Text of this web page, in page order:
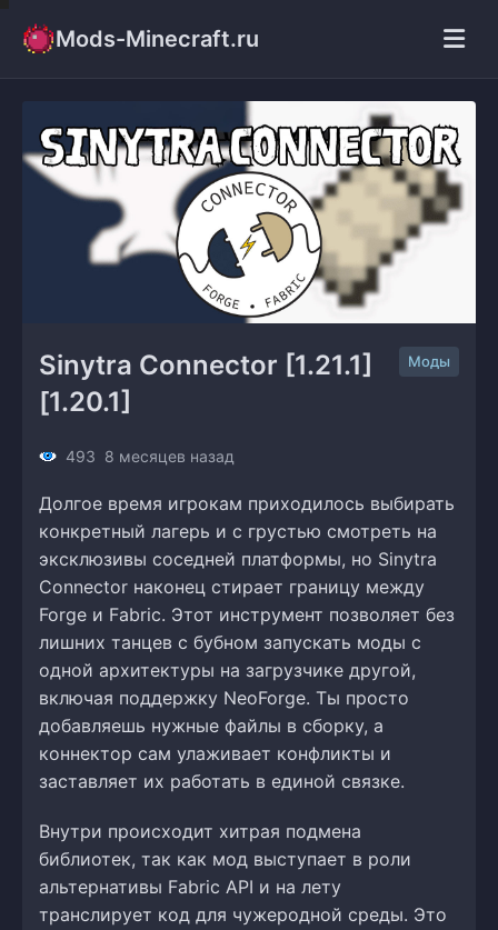
Mods-Minecraft.ru
Sinytra Connector [1.21.1]
[1.20.1]
Моды
493 8 месяцев назад
Долгое время игрокам приходилось выбирать
конкретный лагерь и с грустью смотреть на
эксклюзивы соседней платформы, но Sinytra
Connector наконец стирает границу между
Forge и Fabric. Этот инструмент позволяет без
лишних танцев с бубном запускать моды с
одной архитектуры на загрузчике другой,
включая поддержку NeoForge. Ты просто
добавляешь нужные файлы в сборку, а
коннектор сам улаживает конфликты и
заставляет их работать в единой связке.
Внутри происходит хитрая подмена
библиотек, так как мод выступает в роли
альтернативы Fabric API и на лету
транслирует код для чужеродной среды. Это